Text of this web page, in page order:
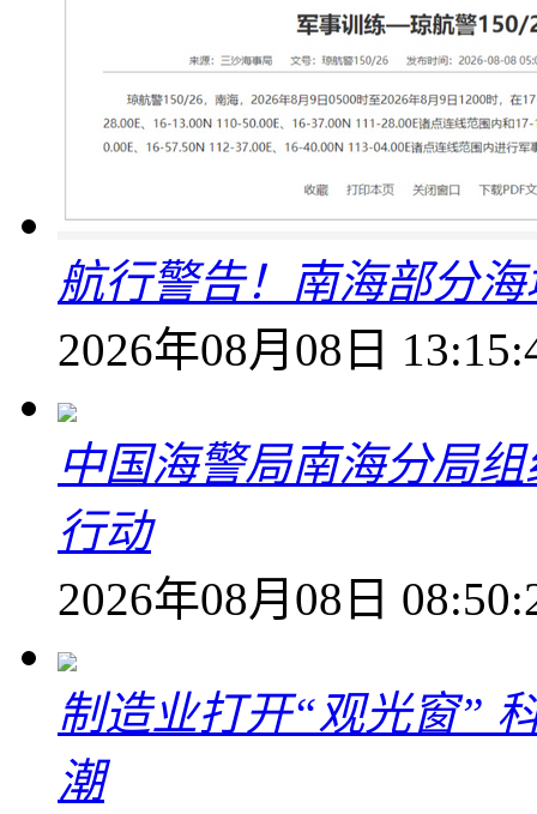
航行警告！南海部分
2026年08月08日
中国海警局南海分局
行动
2026年08月08日
制造业打开“观光窗”
潮